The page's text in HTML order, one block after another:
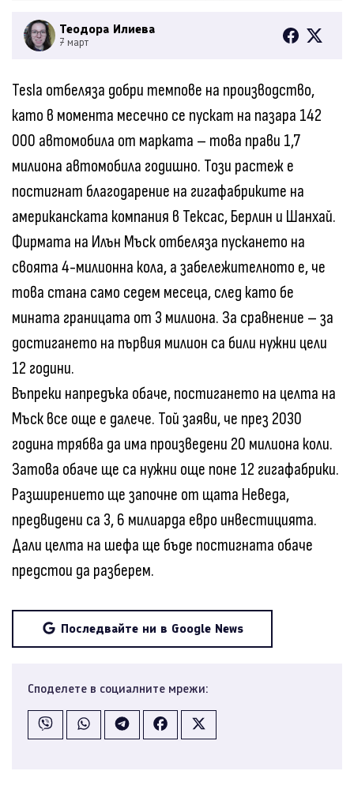
Теодора Илиева
7 март
Tesla отбеляза добри темпове на производство,
като в момента месечно се пускат на пазара 142
000 автомобила от марката – това прави 1,7
милиона автомобила годишно. Този растеж е
постигнат благодарение на гигафабриките на
американската компания в Тексас, Берлин и Шанхай.
Фирмата на Илън Мъск отбеляза пускането на
своята 4-милионна кола, а забележителното е, че
това стана само седем месеца, след като бе
мината границата от 3 милиона. За сравнение – за
достигането на първия милион са били нужни цели
12 години.
Въпреки напредъка обаче, постигането на целта на
Мъск все още е далече. Той заяви, че през 2030
година трябва да има произведени 20 милиона коли.
Затова обаче ще са нужни още поне 12 гигафабрики.
Разширението ще започне от щата Неведа,
предвидени са 3, 6 милиарда евро инвестицията.
Дали целта на шефа ще бъде постигната обаче
предстои да разберем.
Последвайте ни в Google News
Споделете в социалните мрежи: